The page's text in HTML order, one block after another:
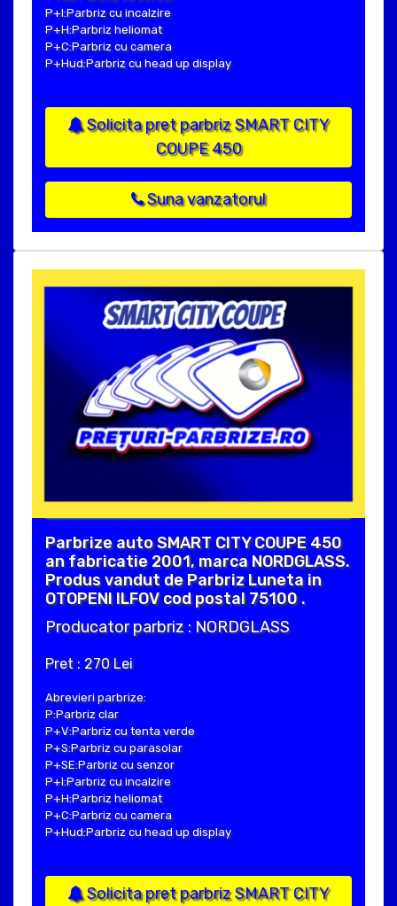
P+I:Parbriz cu incalzire
P+H:Parbriz heliomat
P+C:Parbriz cu camera
P+Hud:Parbriz cu head up display
Solicita pret parbriz SMART CITY
COUPE 450
Suna vanzatorul
Parbrize auto SMART CITY COUPE 450
an fabricatie 2001, marca NORDGLASS.
Produs vandut de Parbriz Luneta in
OTOPENI ILFOV cod postal 75100 .
Producator parbriz : NORDGLASS
Pret : 270 Lei
Abrevieri parbrize:
P:Parbriz clar
P+V:Parbriz cu tenta verde
P+S:Parbriz cu parasolar
P+SE:Parbriz cu senzor
P+I:Parbriz cu incalzire
P+H:Parbriz heliomat
P+C:Parbriz cu camera
P+Hud:Parbriz cu head up display
Solicita pret parbriz SMART CITY